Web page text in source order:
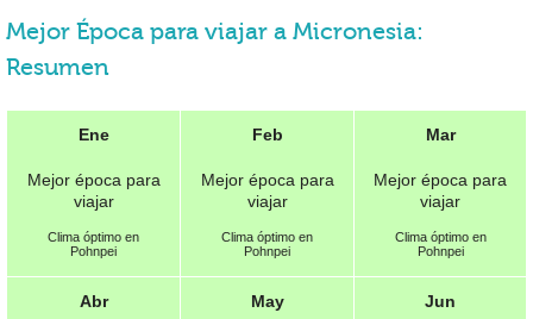
Mejor Época para viajar a Micronesia:
Resumen
Ene
Mejor época para
viajar
Clima óptimo en
Pohnpei
Feb
Mejor época para
viajar
Clima óptimo en
Pohnpei
Mar
Mejor época para
viajar
Clima óptimo en
Pohnpei
Abr May Jun